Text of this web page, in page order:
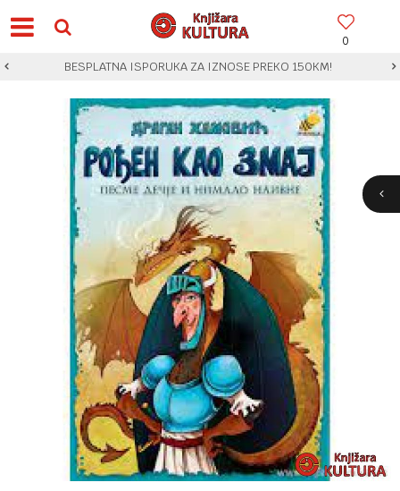
0
BESPLATNA ISPORUKA ZA IZNOSE PREKO 150KM!